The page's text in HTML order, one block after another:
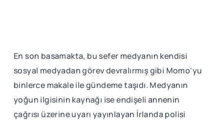
En son basamakta, bu sefer medyanın kendisi
sosyal medyadan görev devralırmış gibi Momo'yu
binlerce makale ile gündeme taşıdı. Medyanın
yoğun ilgisinin kaynağı ise endişeli annenin
çağrısı üzerine uyarı yayınlayan İrlanda polisi